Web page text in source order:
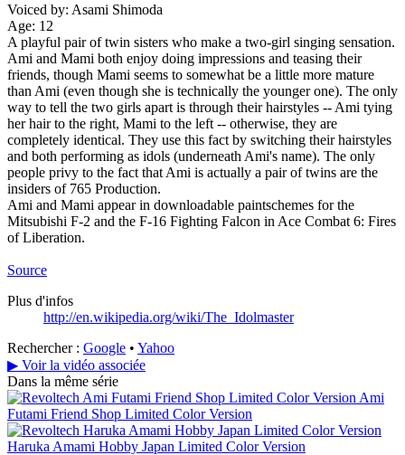
Voiced by: Asami Shimoda
Age: 12
A playful pair of twin sisters who make a two-girl singing sensation.
Ami and Mami both enjoy doing impressions and teasing their
friends, though Mami seems to somewhat be a little more mature
than Ami (even though she is technically the younger one). The only
way to tell the two girls apart is through their hairstyles -- Ami tying
her hair to the right, Mami to the left -- otherwise, they are
completely identical. They use this fact by switching their hairstyles
and both performing as idols (underneath Ami's name). The only
people privy to the fact that Ami is actually a pair of twins are the
insiders of 765 Production.
Ami and Mami appear in downloadable paintschemes for the
Mitsubishi F-2 and the F-16 Fighting Falcon in Ace Combat 6: Fires
of Liberation.
Source
Plus d'infos
http://en.wikipedia.org/wiki/The_Idolmaster
Rechercher : Google • Yahoo
▶ Voir la vidéo associée
Dans la même série
Ami
Futami Friend Shop Limited Color Version
Haruka Amami Hobby Japan Limited Color Version